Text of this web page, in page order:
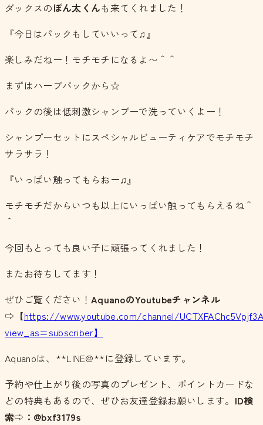
ダックスのぽん太くんも来てくれました！
『今日はパックもしていいって♫』
楽しみだねー！モチモチになるよ〜＾＾
まずはハーブパックから☆
パックの後は低刺激シャンプーで洗っていくよー！
シャンプーセットにスペシャルビューティケアでモチモチ
サラサラ！
『いっぱい触ってもらおー♫』
モチモチだからいつも以上にいっぱい触ってもらえるね＾
＾
今回もとっても良い子に頑張ってくれました！
またお待ちしてます！
ぜひご覧ください！ AquanoのYoutubeチャンネル
⇨【https://www.youtube.com/channel/
view_as=subscriber】
Aquanoは、**LINE@**に登録しています。
予約や仕上がり後の写真のプレゼント、ポイントカードな
どの特典もあるので、ぜひお友達登録お願いします。 ID検
索⇨：@bxf3179s